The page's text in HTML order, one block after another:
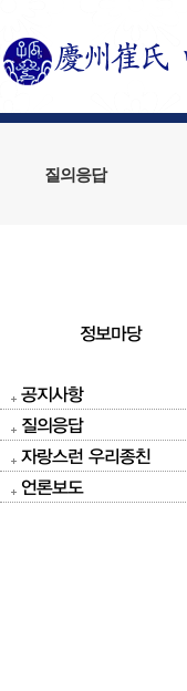
질의응답
정보마당
공지사항
질의응답
자랑스런 우리종친
언론보도